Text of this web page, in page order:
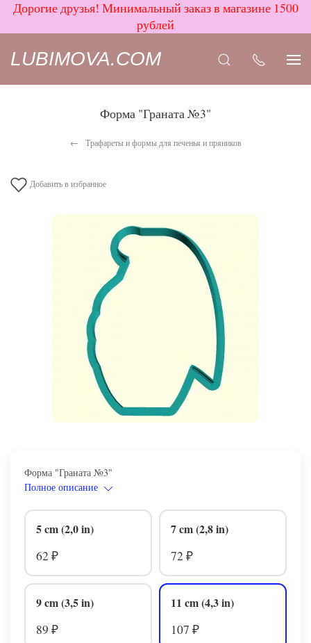
Дорогие друзья! Минимальный заказ в магазине 1500
рублей
LUBIMOVA.COM
Форма "Граната №3"
Трафареты и формы для печенья и пряников
Добавить в избранное
Форма "Граната №3"
Полное описание
5 cm (2,0 in)
62 ₽
7 cm (2,8 in)
72 ₽
9 cm (3,5 in)
89 ₽
11 cm (4,3 in)
107 ₽